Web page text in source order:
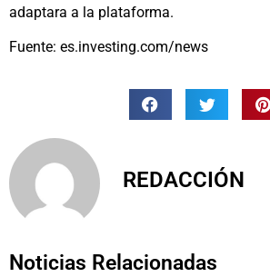
adaptara a la plataforma.
Fuente: es.investing.com/news
REDACCIÓN
Noticias Relacionadas